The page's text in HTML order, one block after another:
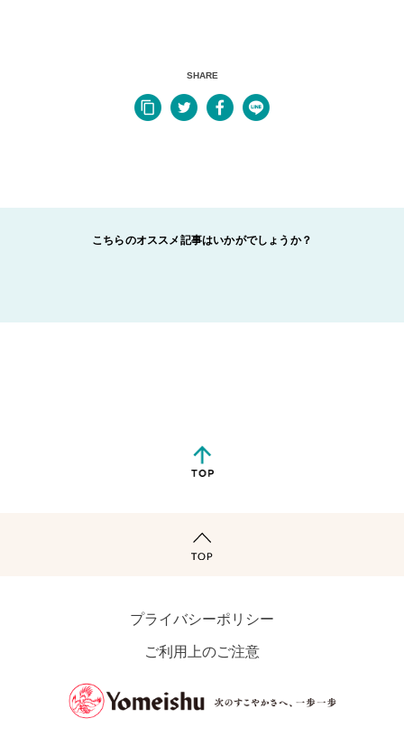
SHARE
こちらのオススメ記事はいかがでしょうか？
プライバシーポリシー
ご利用上のご注意